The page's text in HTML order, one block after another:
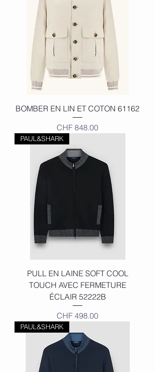
BOMBER EN LIN ET COTON 61162
Price
CHF 848.00
PAUL&SHARK
PULL EN LAINE SOFT COOL
TOUCH AVEC FERMETURE
ÉCLAIR 52222B
Price
CHF 498.00
PAUL&SHARK